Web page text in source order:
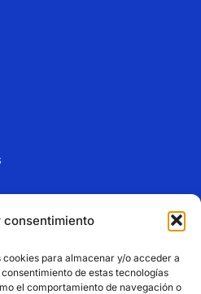
consentimiento
para almacenar y/o acceder a
de estas tecnologías
el comportamiento de navegación o
para recibir noticias y
de datos.